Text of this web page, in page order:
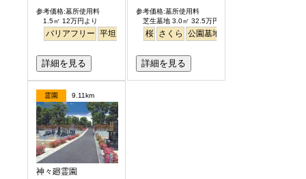
参考価格:墓所使用料
1.5㎡ 12万円より
バリアフリー 平坦
詳細を見る
参考価格:墓所使用料
芝生墓地 3.0㎡ 32.5万円より
桜 さくら 公園墓地
詳細を見る
霊園 9.11km
神々廻霊園